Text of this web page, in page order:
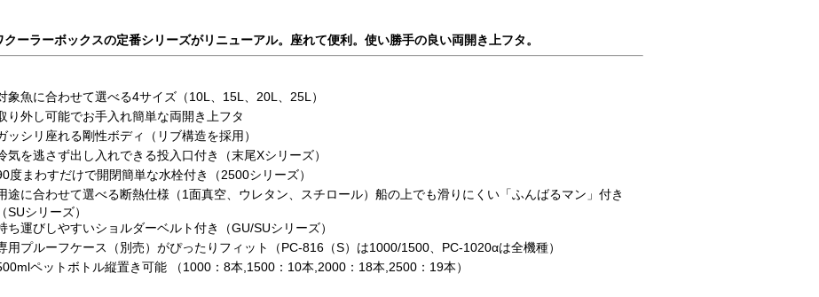
クーラーボックスの定番シリーズがリニューアル。座れて便利。使い勝手の良い両開き上フタ。
象魚に合わせて選べる4サイズ（10L、15L、20L、25L）
り外し可能でお手入れ簡単な両開き上フタ
ッシリ座れる剛性ボディ（リブ構造を採用）
気を逃さず出し入れできる投入口付き（末尾Xシリーズ）
度まわすだけで開閉簡単な水栓付き（2500シリーズ）
途に合わせて選べる断熱仕様（1面真空、ウレタン、スチロール）船の上でも滑りにくい「ふんばるマン」付き
（SUシリーズ）
ち運びしやすいショルダーベルト付き（GU/SUシリーズ）
用プルーフケース（別売）がぴったりフィット（PC-816（S）は1000/1500、PC-1020αは全機種）
ペットボトル縦置き可能 （1000：8本,1500：10本,2000：18本,2500：19本）